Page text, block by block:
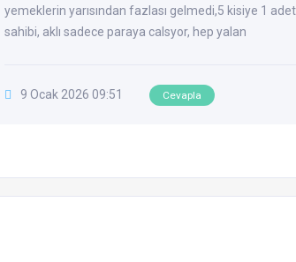
yemeklerin yarısından fazlası gelmedi,5 kisiye 1
sahibi, aklı sadece paraya calsyor, hep yalan
9 Ocak 2026 09:51 Cevapla